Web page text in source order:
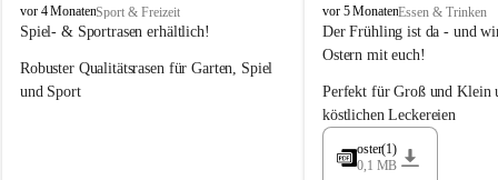
M
a
e
r
vor 4 MonatenSport & Freizeit
Spiel- & Sportrasen erhältlich!
Robuster Qualitätsrasen für Garten, Spiel
und Sport
M
a
y
r
G
ü
vor 5 MonatenEssen & Trinken
Der Frühling ist da - und
Ostern mit euch!
Perfekt für Groß und Klein
köstlichen Leckereien
oster(1)
0,1 MB